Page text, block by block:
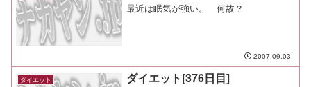
最近は眠気が強い。 何故？
2007.09.03
ダイエット ダイエット[376日目]